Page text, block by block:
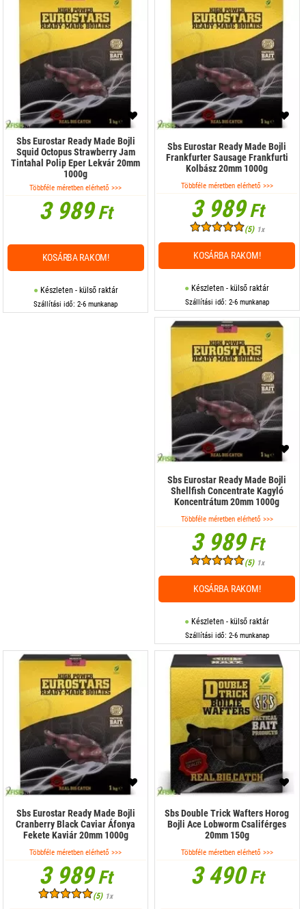
Sbs Eurostar Ready Made Bojli
Squid Octopus Strawberry Jam
Tintahal Polip Eper Lekvár 20mm
1000g
Többféle méretben elérhető >>>
3 989Ft
Készleten - külső raktár
Szállítási idő: 2-6 munkanap
KOSÁRBA RAKOM!
Sbs Eurostar Ready Made Bojli
Frankfurter Sausage Frankfurti
Kolbász 20mm 1000g
Többféle méretben elérhető >>>
3 989Ft
(5) 1x
Készleten - külső raktár
Szállítási idő: 2-6 munkanap
KOSÁRBA RAKOM!
Sbs Eurostar Ready Made Bojli
Shellfish Concentrate Kagyló
Koncentrátum 20mm 1000g
Többféle méretben elérhető >>>
3 989Ft
(5) 1x
Készleten - külső raktár
Szállítási idő: 2-6 munkanap
KOSÁRBA RAKOM!
Sbs Eurostar Ready Made Bojli
Cranberry Black Caviar Áfonya
Fekete Kaviár 20mm 1000g
Többféle méretben elérhető >>>
3 989Ft
(5) 1x
Sbs Double Trick Wafters Horog
Bojli Ace Lobworm Csaliférges
20mm 150g
Többféle méretben elérhető >>>
3 490Ft